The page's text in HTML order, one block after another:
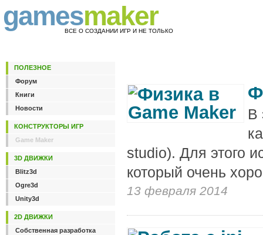
gamesmaker
ВСЕ О СОЗДАНИИ ИГР И НЕ ТОЛЬКО
В
studio). Для этого
который очень
13 февраля 2014
ПОЛЕЗНОЕ
Форум
Книги
Новости
КОНСТРУКТОРЫ ИГР
Game Maker
3D ДВИЖКИ
Blitz3d
Ogre3d
Unity3d
2D ДВИЖКИ
Собственная разработка